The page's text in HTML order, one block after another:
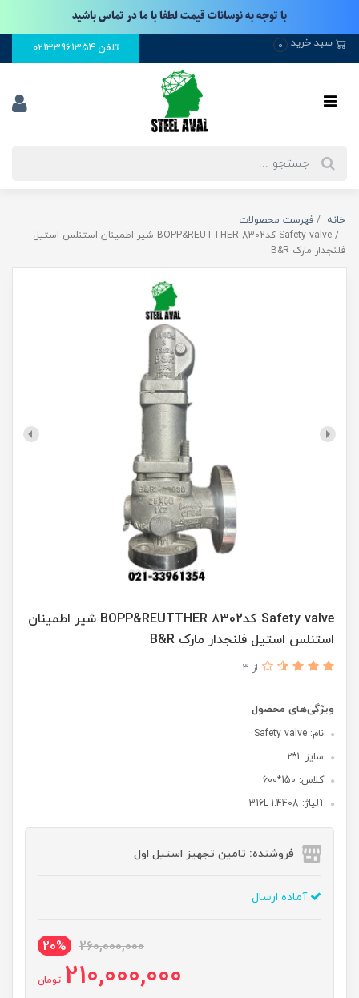
با توجه به نوسانات قیمت لطفا با ما در تماس باشید
سبد خرید 0 تلفن:02133961354
خانه
فهرست محصولات
Safety valve کد8302 BOPP&REUTTHER شیر اطمینان استنلس استیل
فلنجدار مارک B&R
Safety valve کد8302 BOPP&REUTTHER شیر اطمینان
استنلس استیل فلنجدار مارک B&R
از 3
ویژگی‌های محصول
نام: Safety valve
سایز: 1*2
کلاس: 150*600
آلیاژ: 316L-1.4408
فروشنده: تامین تجهیز استیل اول
آماده ارسال
260,000,000
20%
210,000,000 تومان